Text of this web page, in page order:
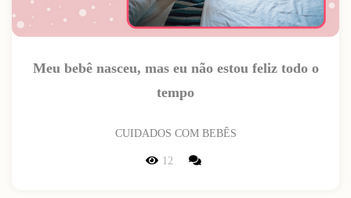
Meu bebê nasceu, mas eu não estou feliz todo o
tempo
CUIDADOS COM BEBÊS
12